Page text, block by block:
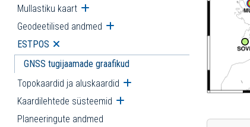
Mullastiku kaart Ava alammenüü
Geodeetilised andmed Ava alammenüü
ESTPOS Ava alammenüü
GNSS tugijaamade graafikud
Topokaardid ja aluskaardid Ava alammenüü
Kaardilehtede süsteemid Ava alammenüü
Planeeringute andmed